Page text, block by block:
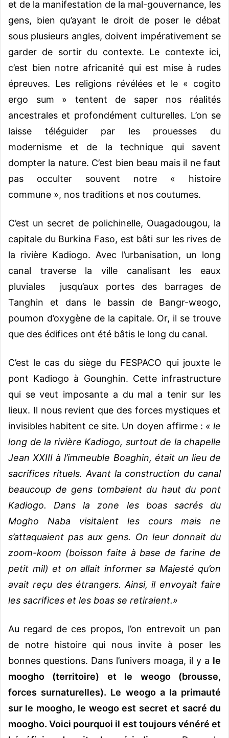
et de la manifestation de la mal-gouvernance, les
gens, bien qu’ayant le droit de poser le débat
sous plusieurs angles, doivent impérativement se
garder de sortir du contexte. Le contexte ici,
c’est bien notre africanité qui est mise à rudes
épreuves. Les religions révélées et le « cogito
ergo sum » tentent de saper nos réalités
ancestrales et profondément culturelles. L’on se
laisse téléguider par les prouesses du
modernisme et de la technique qui savent
dompter la nature. C’est bien beau mais il ne faut
pas occulter souvent notre « histoire
commune », nos traditions et nos coutumes.
C’est un secret de polichinelle, Ouagadougou, la
capitale du Burkina Faso, est bâti sur les rives de
la rivière Kadiogo. Avec l’urbanisation, un long
canal traverse la ville canalisant les eaux
pluviales jusqu’aux portes des barrages de
Tanghin et dans le bassin de Bangr-weogo,
poumon d’oxygène de la capitale. Or, il se trouve
que des édifices ont été bâtis le long du canal.
C’est le cas du siège du FESPACO qui jouxte le
pont Kadiogo à Gounghin. Cette infrastructure
qui se veut imposante a du mal a tenir sur les
lieux. Il nous revient que des forces mystiques et
invisibles habitent ce site. Un doyen affirme : « le
long de la rivière Kadiogo, surtout de la chapelle
Jean XXIII à l’immeuble Boaghin, était un lieu de
sacrifices rituels. Avant la construction du canal
beaucoup de gens tombaient du haut du pont
Kadiogo. Dans la zone les boas sacrés du
Mogho Naba visitaient les cours mais ne
s’attaquaient pas aux gens. On leur donnait du
zoom-koom (boisson faite à base de farine de
petit mil) et on allait informer sa Majesté qu’on
avait reçu des étrangers. Ainsi, il envoyait faire
les sacrifices et les boas se retiraient.»
Au regard de ces propos, l’on entrevoit un pan
de notre histoire qui nous invite à poser les
bonnes questions. Dans l’univers moaga, il y a le
moogho (territoire) et le weogo (brousse,
forces surnaturelles). Le weogo a la primauté
sur le moogho, le weogo est secret et sacré du
moogho. Voici pourquoi il est toujours vénéré et